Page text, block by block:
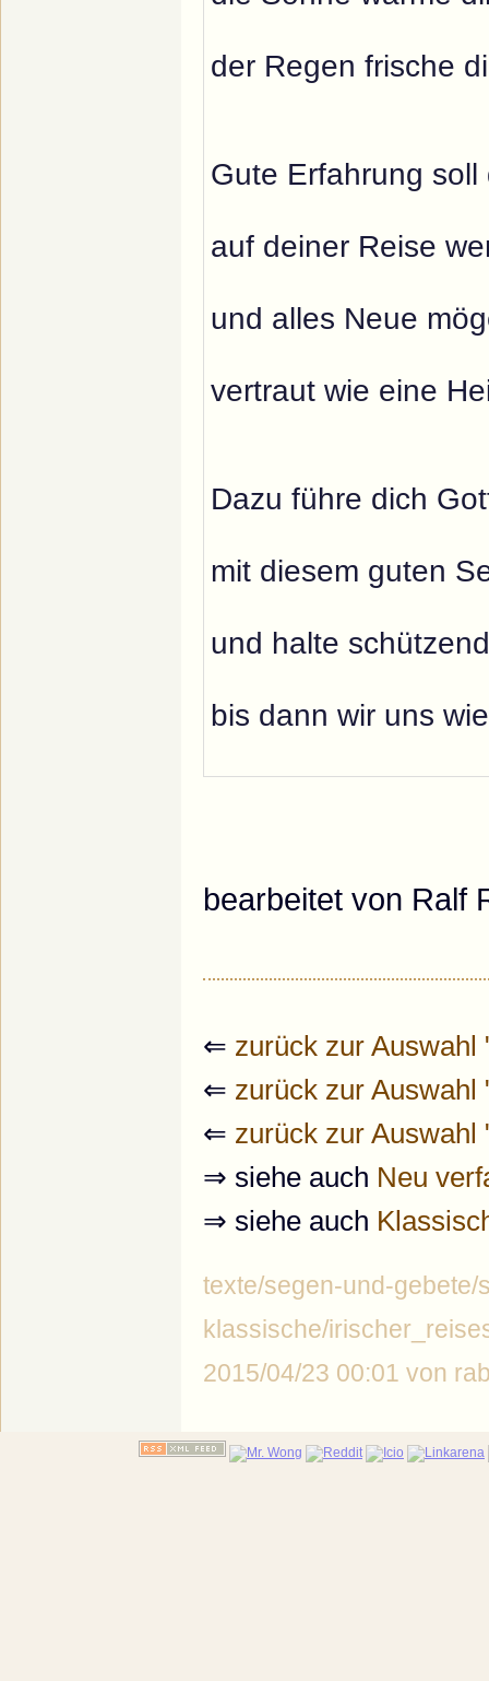
der Regen frische
Gute Erfahrung soll
auf deiner Reise
und alles Neue
vertraut wie eine
Dazu führe dich
mit diesem guten
und halte
bis dann wir uns
bearbeitet von Ralf
⇐ zurück zur Auswahl
⇐ zurück zur Auswahl
⇐ zurück zur Auswahl
⇒ siehe auch Neu
⇒ siehe auch
texte/segen-und-gebete/
klassische/
2015/04/23 00:01 von